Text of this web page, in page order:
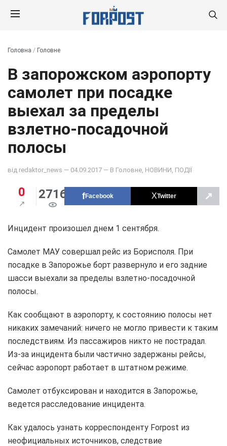
Головна / Головне
В запорожском аэропорту
самолет при посадке
выехал за пределы
взлетно-посадочной
полосы
від redaktor_news — 04.09.2017 — В Головне НОВИНИ ПОДІЇ
0 2716 Facebook Twitter ↗
Инцидент произошел днем 1 сентября.
Самолет МАУ совершал рейс из Борисполя. При
посадке в Запорожье борт развернуло и его задние
шасси выехали за пределы взлетно-посадочной
полосы.
Как сообщают в аэропорту, к состоянию полосы нет
никаких замечаний: ничего не могло привести к таким
последствиям. Из пассажиров никто не пострадал.
Из-за инцидента были частично задержаны рейсы,
сейчас аэропорт работает в штатном режиме.
Самолет отбуксирован и находится в Запорожье,
ведется расследование инцидента.
Как удалось узнать корреспонденту Forpost из
неофициальных источников, следствие